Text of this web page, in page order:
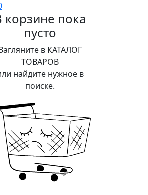
корзине пока
пусто
в КАТАЛОГ
ТОВАРОВ
найдите нужное в
поиске.